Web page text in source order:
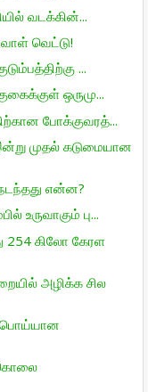
வடக்கின்...
வெட்டு!
...
ஒருமு...
போக்குவரத்...
முதல் கடுமையான
என்ன?
உருவாகும் பு...
254 கிலோ கேரள
அழிக்க சில
பொய்யான